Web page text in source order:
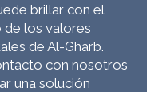
brillar con el
de los valores
de Al-Gharb.
con nosotros
una solución